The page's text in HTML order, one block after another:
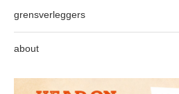
grensverleggers
about